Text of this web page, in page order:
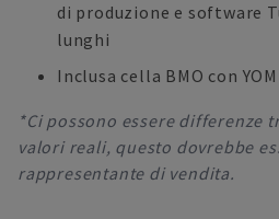
di produzione e software
lunghi
Inclusa cella BMO con
*Ci possono essere differenze
valori reali, questo dovrebbe
rappresentante di vendita.